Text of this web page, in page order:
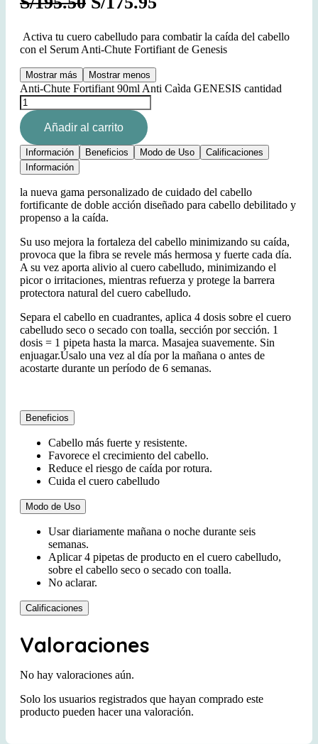
Activa tu cuero cabelludo para combatir la caída del cabello
con el Serum Anti-Chute Fortifiant de Genesis
Mostrar más Mostrar menos
Anti-Chute Fortifiant 90ml Anti Caìda GENESIS cantidad
Añadir al carrito
Información Beneficios Modo de Uso
Calificaciones
Información
la nueva gama personalizado de cuidado del cabello
fortificante de doble acción diseñado para cabello debilitado y
propenso a la caída.
Su uso mejora la fortaleza del cabello minimizando su caída,
provoca que la fibra se revele más hermosa y fuerte cada día.
A su vez aporta alivio al cuero cabelludo, minimizando el
picor o irritaciones, mientras refuerza y protege la barrera
protectora natural del cuero cabelludo.
Separa el cabello en cuadrantes, aplica 4 dosis sobre el cuero
cabelludo seco o secado con toalla, sección por sección. 1
dosis = 1 pipeta hasta la marca. Masajea suavemente. Sin
enjuagar.Úsalo una vez al día por la mañana o antes de
acostarte durante un período de 6 semanas.
Beneficios
Cabello más fuerte y resistente.
Favorece el crecimiento del cabello.
Reduce el riesgo de caída por rotura.
Cuida el cuero cabelludo
Modo de Uso
Usar diariamente mañana o noche durante seis
semanas.
Aplicar 4 pipetas de producto en el cuero cabelludo,
sobre el cabello seco o secado con toalla.
No aclarar.
Calificaciones
Valoraciones
No hay valoraciones aún.
Solo los usuarios registrados que hayan comprado este
producto pueden hacer una valoración.